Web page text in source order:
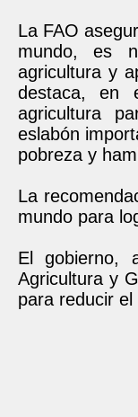
La FAO
mundo, es
agricultura y
destaca, en
agricultura
eslabón
pobreza y
La
mundo para
El gobierno,
Agricultura y
para reducir